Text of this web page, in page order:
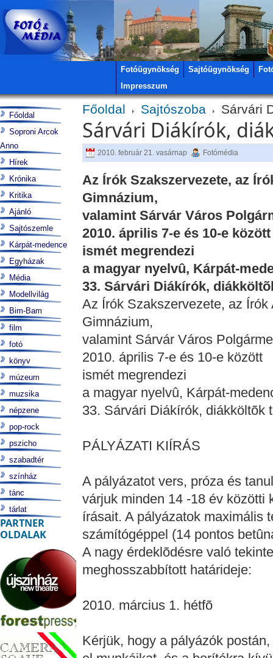
Fotóügynökség Sajtóügynökség
Impresszum
Főoldal Sajtószoba Sárvári
Sárvári Diákírók,
2010. február 21. vasárnap Fotómédia
Az Írók Szakszervezete, az
Gimnázium,
valamint Sárvár Város
2010. április 7-e és 10-e között
ismét megrendezi
a magyar nyelvû, Kárpát-
33. Sárvári Diákírók,
Az Írók Szakszervezete, az
Gimnázium,
valamint Sárvár Város
2010. április 7-e és 10-e között
ismét megrendezi
a magyar nyelvû, Kárpát-
33. Sárvári Diákírók, diákköltõk
PÁLYÁZATI KIÍRÁS
A pályázatot vers, próza és
várjuk minden 14 -18 év közötti
írásait. A pályázatok maximális
számítógéppel (14 pontos
A nagy érdeklõdésre való
meghosszabbított határideje:
2010. március 1. hétfõ
Kérjük, hogy a pályázók
Főoldal
Soproni Arcok
Anno
Hírek
Krónika
Kritika
Ajánló
Sajtószemle
Kárpát-medence
Egyházak
Média
Modellvilág
Bim-Bam
film
fotó
könyv
múzeum
muzsika
népzene
pop-rock
pszicho
szabadtér
színház
tánc
tárlat
PARTNER
OLDALAK